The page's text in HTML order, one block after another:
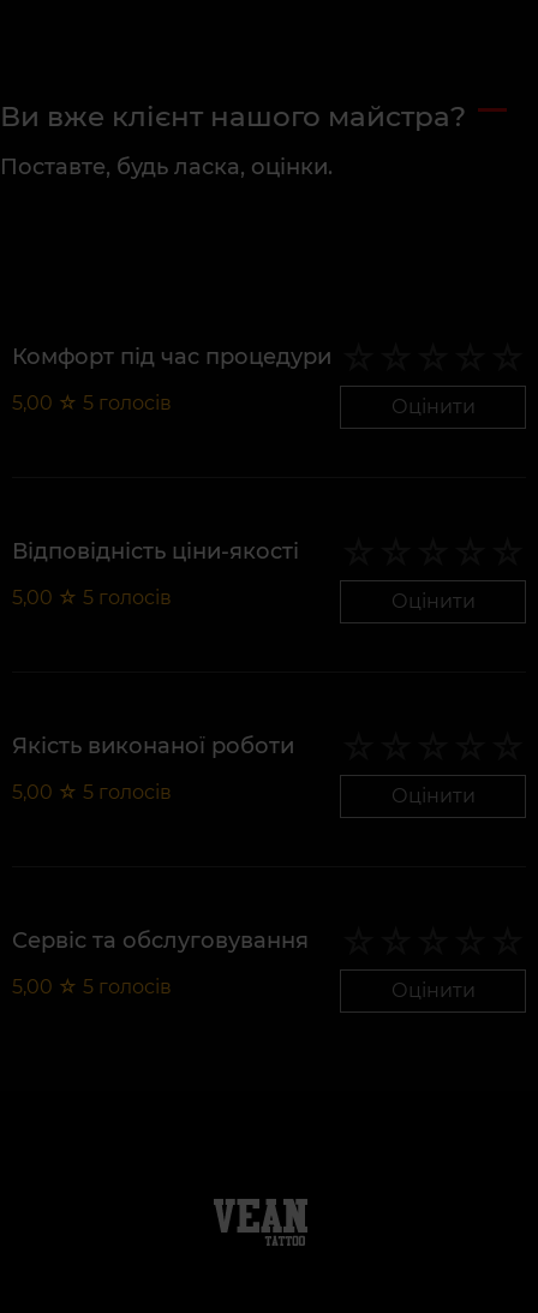
Ви вже клієнт нашого майстра?
Поставте, будь ласка, оцінки.
Комфорт під час процедури
5,00 ☆ 5 голосів Оцінити
Відповідність ціни-якості
5,00 ☆ 5 голосів Оцінити
Якість виконаної роботи
5,00 ☆ 5 голосів Оцінити
Сервіс та обслуговування
5,00 ☆ 5 голосів Оцінити